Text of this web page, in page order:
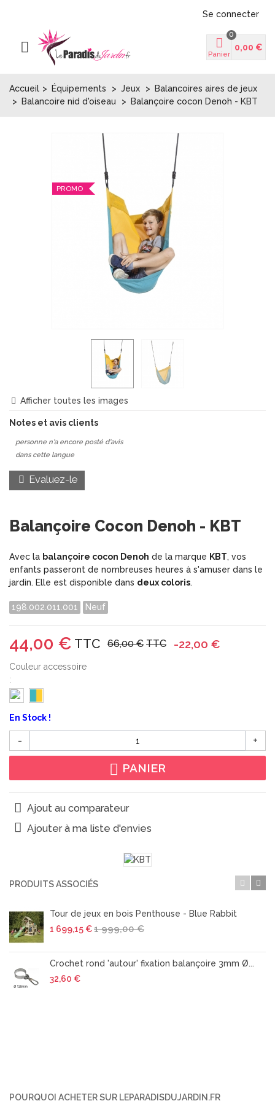
Se connecter
Panier
0
0,00 €
Accueil > Équipements > Jeux >
Balancoires aires de jeux
>
Balancoire nid d'oiseau > Balançoire cocon Denoh - KBT
PROMO
Afficher toutes les images
Notes et avis clients
personne n'a encore posté d'avis
dans cette langue
Evaluez-le
Balançoire Cocon Denoh - KBT
Avec la balançoire cocon Denoh de la marque KBT, vos
enfants passeront de nombreuses heures à s'amuser dans le
jardin. Elle est disponible dans deuxcoloris.
198.002.011.001 Neuf
44,00 € TTC 66,00 € TTC -22,00 €
Couleur accessoire
:
En Stock !
- +
PANIER
Ajout au comparateur
Ajouter à ma liste d'envies
PRODUITS ASSOCIÉS
Tour de jeux en bois Penthouse - Blue Rabbit
1 699,15 €1 999,00 €
Crochet rond 'autour' fixation balançoire 3mm Ø...
32,60 €
POURQUOI ACHETER SUR LEPARADISDUJARDIN.FR